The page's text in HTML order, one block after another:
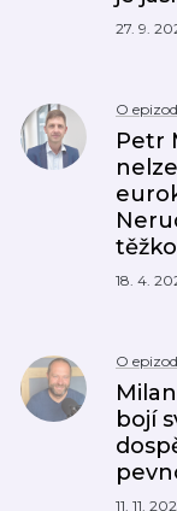
27. 9.
O
Petr
těžko
18. 4.
O
bojí
11. 11.